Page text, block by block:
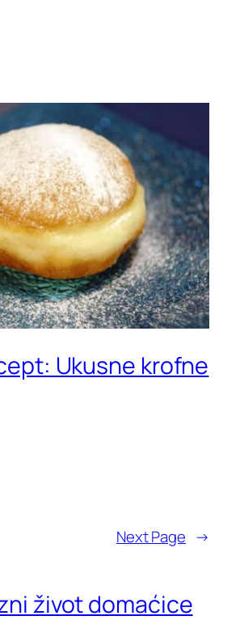
Ukusne krofne
Next Page →
život domaćice